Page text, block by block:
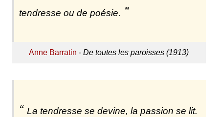
tendresse ou de poésie.
Anne Barratin - De toutes les paroisses (1913)
La tendresse se devine, la passion se lit.